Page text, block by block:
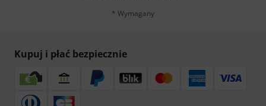
* Wymagany
Kupuj i płać bezpiecznie